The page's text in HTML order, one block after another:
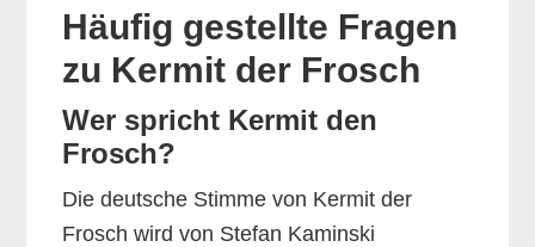
Häufig gestellte Fragen
zu Kermit der Frosch
Wer spricht Kermit den
Frosch?
Die deutsche Stimme von Kermit der
Frosch wird von Stefan Kaminski